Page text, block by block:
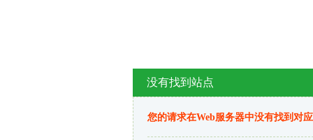
没有找到站点
您的请求在Web服务器中没有找到对